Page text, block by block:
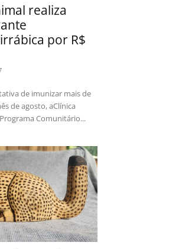
realiza
por R$
de agosto, aClínica
Comunitário...